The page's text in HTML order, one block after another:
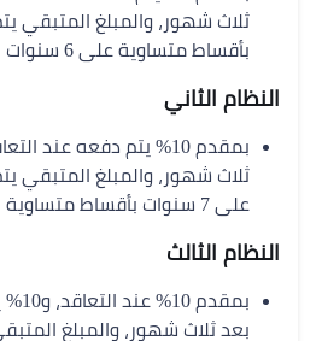
ثلاث شهور، والمبلغ المتبقي
بأقساط متساوية على 6 سنوات بدون فوائد.
النظام الثاني
ثلاث شهور، والمبلغ المتبقي
على 7 سنوات بأقساط متساوية بدون فوائد.
النظام الثالث
بمقدم
بعد ثلاث شهور، والمبلغ